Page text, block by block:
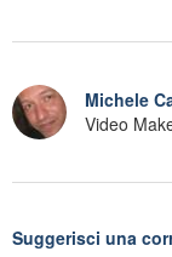
Michele
Video
Suggerisci una